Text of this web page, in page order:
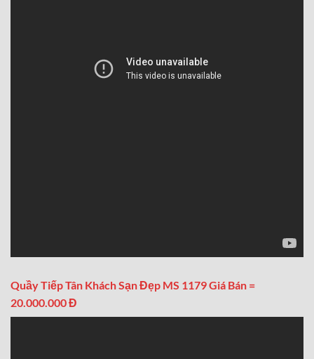
Quầy Tiếp Tân Khách Sạn Đẹp MS 1179 Giá Bán =
20.000.000 Đ